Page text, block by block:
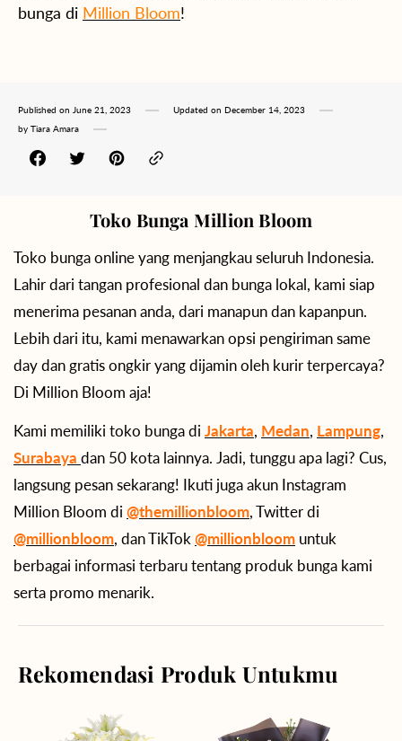
bunga di Million Bloom!
Published on June 21, 2023 Updated on December 14, 2023
by Tiara Amara
Toko Bunga Million Bloom
Toko bunga online yang menjangkau seluruh Indonesia.
Lahir dari tangan profesional dan bunga lokal, kami siap
menerima pesanan anda, dari manapun dan kapanpun.
Lebih dari itu, kami menawarkan opsi pengiriman same
day dan gratis ongkir yang dijamin oleh kurir terpercaya?
Di Million Bloom aja!
Kami memiliki toko bunga di Jakarta, Medan, Lampung,
Surabaya dan 50 kota lainnya. Jadi, tunggu apa lagi? Cus,
langsung pesan sekarang! Ikuti juga akun Instagram
Million Bloom di @themillionbloom, Twitter di
@millionbloom, dan TikTok@millionbloom untuk
berbagai informasi terbaru tentang produk bunga kami
serta promo menarik.
Rekomendasi Produk Untukmu
Delight